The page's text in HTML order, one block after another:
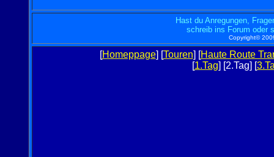
Hast du Anregungen,
schreib ins Forum oder
Copyright©
[Homeppage] [Touren] [Haute Route
[1.Tag] [2.Tag] [